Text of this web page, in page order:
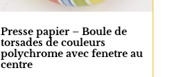
Presse papier – Boule de
torsades de couleurs
polychrome avec fenetre au
centre